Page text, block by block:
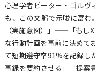
心理学者ピーター・ゴル
も、この文脈で示唆に富
（実施意図）」——「もし
な行動計画を事前に決め
て短期遵守率91%を記録し
事録を要約させる」「提案